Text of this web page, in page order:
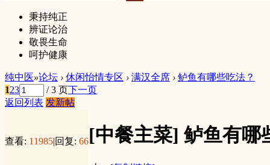
秉持纯正
辨证论治
敬畏生命
呵护健康
纯中医»论坛 › 休闲怡情专区 › 满汉全席 › 鲈鱼有哪些吃法？
123 / 3 页下一页
返回列表 发新帖
查看: 11985|回复: 66[中餐主菜] 鲈鱼有哪